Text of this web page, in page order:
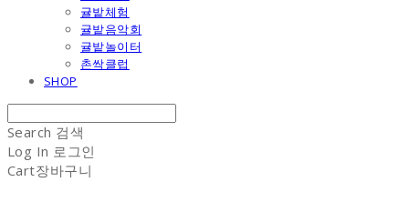
귤밭체험
귤밭음악회
귤밭놀이터
촌싹클럽
SHOP
Search 검색
Log In 로그인
Cart장바구니